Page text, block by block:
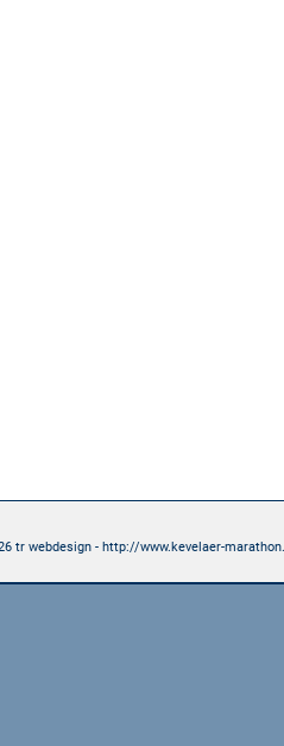
tr webdesign - http://www.kevelaer-